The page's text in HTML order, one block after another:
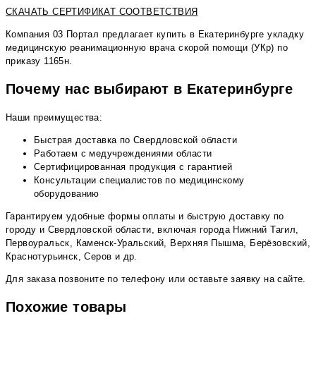
СКАЧАТЬ СЕРТИФИКАТ СООТВЕТСТВИЯ
Компания 03 Портал предлагает купить в Екатеринбурге укладку
медицинскую реанимационную врача скорой помощи (УКр) по
приказу 1165н.
Почему нас выбирают в Екатеринбурге
Наши преимущества:
Быстрая доставка по Свердловской области
Работаем с медучреждениями области
Сертифицированная продукция с гарантией
Консультации специалистов по медицинскому
оборудованию
Гарантируем удобные формы оплаты и быструю доставку по
городу и Свердловской области, включая города Нижний Тагил,
Первоуральск, Каменск-Уральский, Верхняя Пышма, Берёзовский,
Краснотурьинск, Серов и др.
Для заказа позвоните по телефону или оставьте заявку на сайте.
Похожие товары